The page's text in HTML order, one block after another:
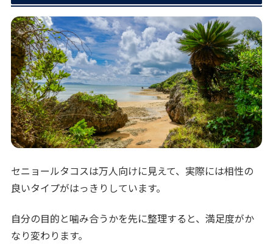
セニョールタコスは万人向けに見えて、実際には相性の
良いタイプがはっきりしています。
自分の目的と噛み合うかを先に整理すると、満足度がか
なり変わります。